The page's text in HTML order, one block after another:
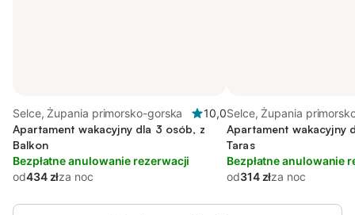
Selce, Żupania primorsko-gorska
10,0
Apartament wakacyjny dla 3 osób, z
Balkon
Bezpłatne anulowanie rezerwacji
od434 złza noc
Selce, Żupania
Apartament wakacyjny
Taras
Bezpłatne anulowanie
od314 złza noc